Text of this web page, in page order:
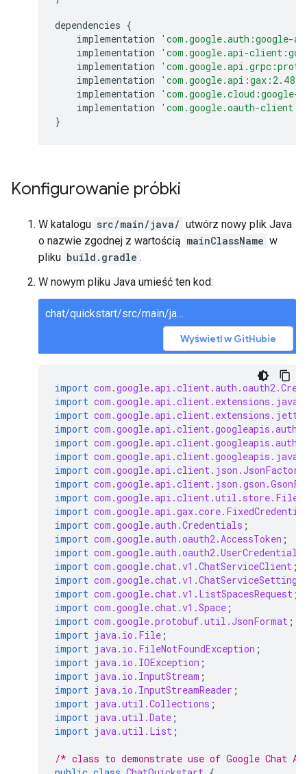
dependencies {
implementation
'com.google.auth:google-
implementation
'com.google.api-
implementation
implementation
implementation
implementation
'com.google.oauth-
}
Konfigurowanie próbki
W katalogu src/main/java/ utwórz nowy plik Java
o nazwie zgodnej z wartością mainClassName w
pliku build.gradle .
W nowym pliku Java umieść ten kod:
chat/quickstart/src/main/java/ChatQuickstart.java
Wyświetl w GitHubie
import
import
import
import
import
import
import com.google.api.client.json.JsonFactory
import
import
import
import com.google.auth.Credentials ;
import com.google.auth.oauth2.AccessToken ;
import com.google.auth.oauth2.UserCredentials
import com.google.chat.v1.ChatServiceClient ;
import com.google.chat.v1.ChatServiceSettings
import com.google.chat.v1.ListSpacesRequest ;
import com.google.chat.v1.Space ;
import com.google.protobuf.util.JsonFormat ;
import java.io.File ;
import java.io.FileNotFoundException ;
import java.io.IOException ;
import java.io.InputStream ;
import java.io.InputStreamReader ;
import java.util.Collections ;
import java.util.Date ;
import java.util.List ;
/* class to demonstrate use of Google Chat